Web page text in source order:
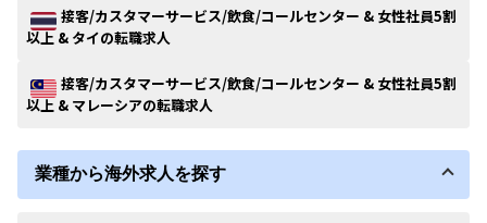
接客/カスタマーサービス/飲食/コールセンター & 女性社員5割
以上 & タイの転職求人
接客/カスタマーサービス/飲食/コールセンター & 女性社員5割
以上 & マレーシアの転職求人
業種から海外求人を探す